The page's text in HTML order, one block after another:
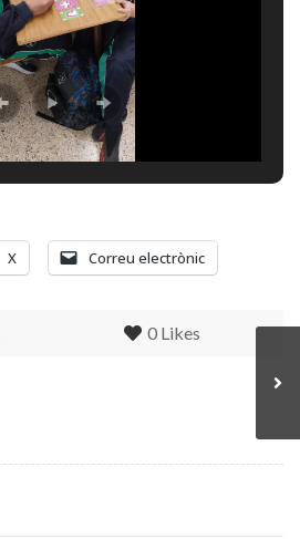
X Correu electrònic
0 Likes